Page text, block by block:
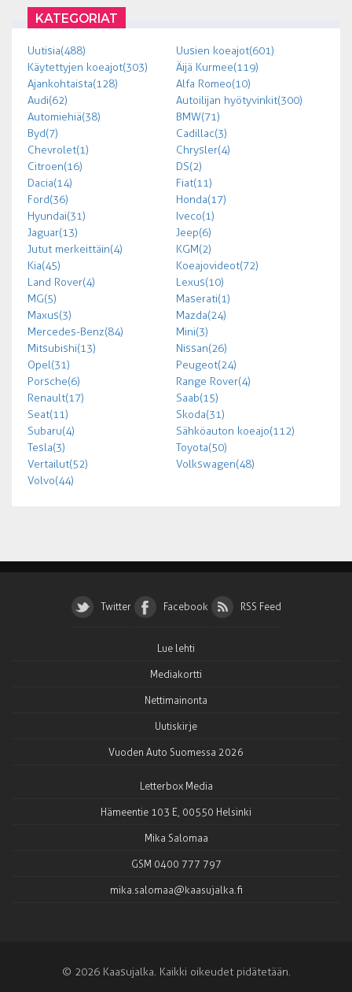
KATEGORIAT
Uutisia (488)
Uusien koeajot (601)
Käytettyjen koeajot (303)
Äijä Kurmee (119)
Ajankohtaista (128)
Alfa Romeo (10)
Audi (62)
Autoilijan hyötyvinkit (300)
Automiehiä (38)
BMW (71)
Byd (7)
Cadillac (3)
Chevrolet (1)
Chrysler (4)
Citroen (16)
DS (2)
Dacia (14)
Fiat (11)
Ford (36)
Honda (17)
Hyundai (31)
Iveco (1)
Jaguar (13)
Jeep (6)
Jutut merkeittäin (4)
KGM (2)
Kia (45)
Koeajovideot (72)
Land Rover (4)
Lexus (10)
MG (5)
Maserati (1)
Maxus (3)
Mazda (24)
Mercedes-Benz (84)
Mini (3)
Mitsubishi (13)
Nissan (26)
Opel (31)
Peugeot (24)
Porsche (6)
Range Rover (4)
Renault (17)
Saab (15)
Seat (11)
Skoda (31)
Subaru (4)
Sähköauton koeajo (112)
Tesla (3)
Toyota (50)
Vertailut (52)
Volkswagen (48)
Volvo (44)
Twitter Facebook RSS Feed
Lue lehti
Mediakortti
Nettimainonta
Uutiskirje
Vuoden Auto Suomessa 2026
Letterbox Media
Hämeentie 103 E, 00550 Helsinki
Mika Salomaa
GSM 0400 777 797
mika.salomaa@kaasujalka.fi
© 2026 Kaasujalka. Kaikki oikeudet pidätetään.